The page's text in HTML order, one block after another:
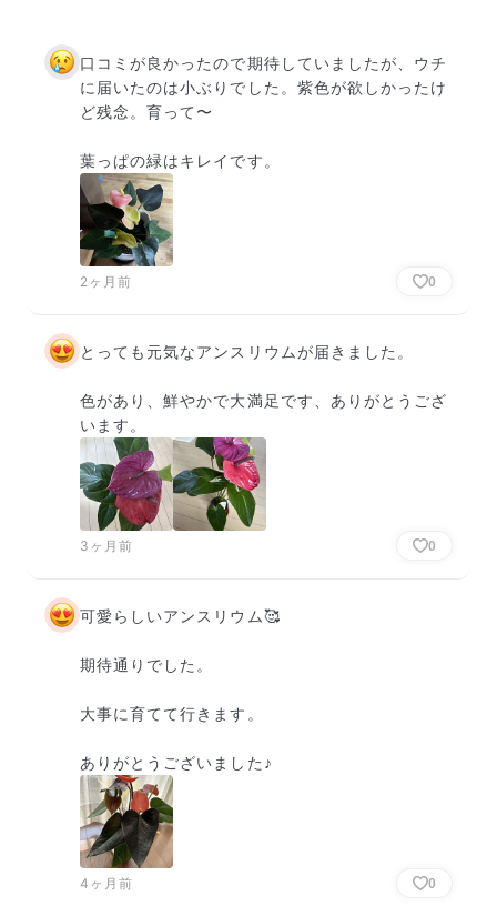
口コミが良かったので期待していましたが、ウチ
に届いたのは小ぶりでした。紫色が欲しかったけ
ど残念。育って〜
葉っぱの緑はキレイです。
2ヶ月前 0
とっても元気なアンスリウムが届きました。
色があり、鮮やかで大満足です、ありがとうござ
います。
3ヶ月前 0
可愛らしいアンスリウム🥰
期待通りでした。
大事に育てて行きます。
ありがとうございました♪
4ヶ月前 0